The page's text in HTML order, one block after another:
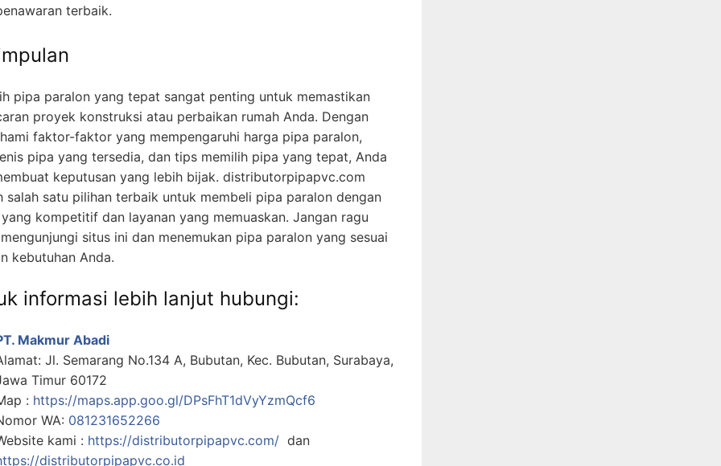
terbaik.
pipa paralon yang tepat sangat penting untuk memastikan
proyek konstruksi atau perbaikan rumah Anda. Dengan
faktor-faktor yang mempengaruhi harga pipa paralon,
pipa yang tersedia, dan tips memilih pipa yang tepat, Anda
keputusan yang lebih bijak. distributorpipapvc.com
salah satu pilihan terbaik untuk membeli pipa paralon dengan
kompetitif dan layanan yang memuaskan. Jangan ragu
situs ini dan menemukan pipa paralon yang sesuai
kebutuhan Anda.
informasi lebih lanjut hubungi:
Makmur Abadi
Jl. Semarang No.134 A, Bubutan, Kec. Bubutan, Surabaya,
Timur 60172
: https://maps.app.goo.gl/DPsFhT1dVyYzmQcf6
WA: 081231652266
kami : https://distributorpipapvc.com/ dan
distributorpipapvc.co.id